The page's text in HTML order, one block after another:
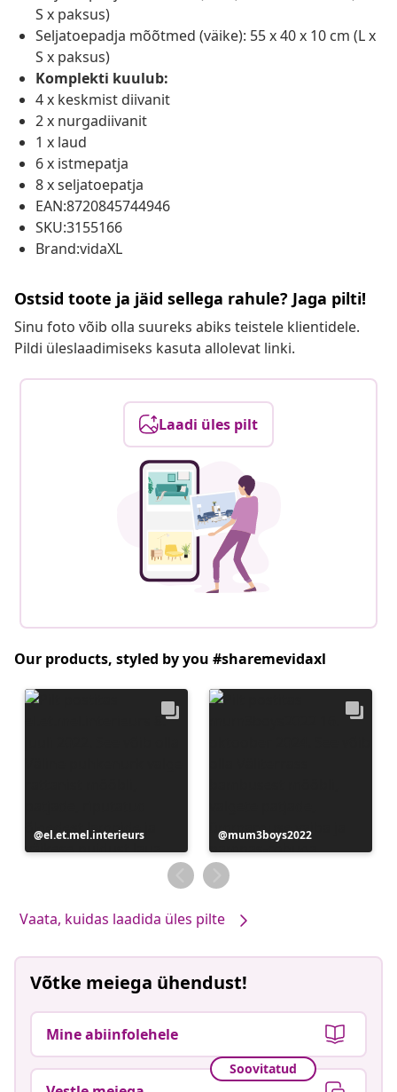
S x paksus)
Seljatoepadja mõõtmed (väike): 55 x 40 x 10 cm (L x
S x paksus)
Komplekti kuulub:
4 x keskmist diivanit
2 x nurgadiivanit
1 x laud
6 x istmepatja
8 x seljatoepatja
EAN:8720845744946
SKU:3155166
Brand:vidaXL
Ostsid toote ja jäid sellega rahule? Jaga pilti!
Sinu foto võib olla suureks abiks teistele klientidele.
Pildi üleslaadimiseks kasuta allolevat linki.
Laadi üles pilt
Our products, styled by you #sharemevidaxl
Postitus
avaldatud
el.et.mel.interieurs
Postitus
avaldatud
mum3boys2022
Vaata, kuidas laadida üles pilte
Võtke meiega ühendust!
Mine abiinfolehele
Soovitatud